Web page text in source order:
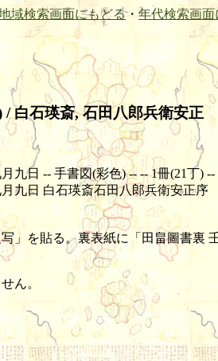
域検索画面にもどる・ 年代検索画面
/ 白石瑛斎, 石田八郎兵衛安正
九日 -- 手書図(彩色) -- -- 1冊(21丁) --
九日 白石瑛斎石田八郎兵衛安正序
」を貼る。裏表紙に「田畠圖書裏
ん。